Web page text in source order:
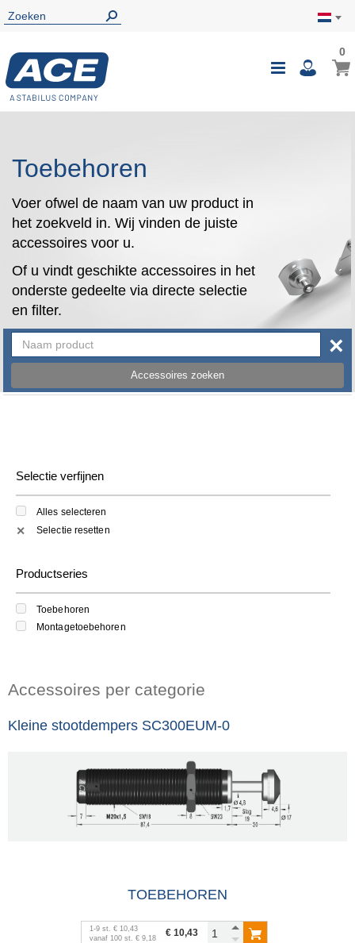
Toggle
00
Toebehoren
Voer ofwel de naam van uw product in
het zoekveld in. Wij vinden de juiste
accessoires voor u.
Of u vindt geschikte accessoires in het
onderste gedeelte via directe selectie
en filter.
Accessoires zoeken
×
Selectie verfijnen
Alles selecteren
✕ Selectie resetten
Productseries
Toebehoren
Montagetoebehoren
Accessoires per categorie
Kleine stootdempers SC300EUM-0
TOEBEHOREN
1 -9 st. € 10,43
vanaf 100 st. € 9,18 € 10,43